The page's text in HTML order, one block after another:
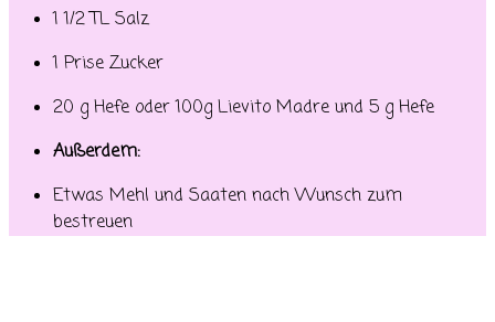
1 1/2 TL Salz
1 Prise Zucker
20 g Hefe oder 100g Lievito Madre und 5 g Hefe
Außerdem:
Etwas Mehl und Saaten nach Wunsch zum
bestreuen